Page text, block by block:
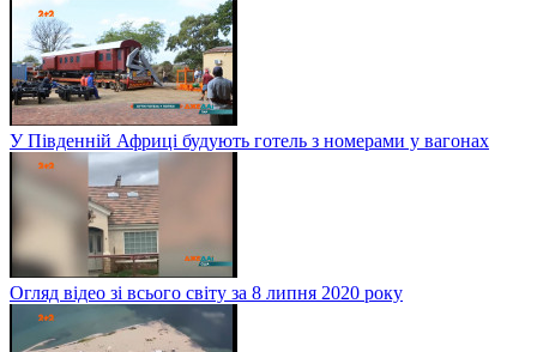
У Південній Африці будують готель з номерами у вагонах
Огляд відео зі всього світу за 8 липня 2020 року